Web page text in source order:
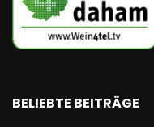
BELIEBTE BEITRÄGE